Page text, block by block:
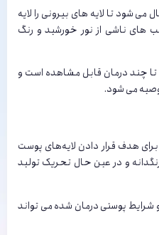
شود تا لایه های بیرونی را لایه
های ناشی از نور خورشید و رنگ
چند درمان قابل مشاهده است و
برای هدف قرار دادن لایه‌های پوست
و در عین حال تحریک تولید
شرایط پوستی درمان شده می تواند